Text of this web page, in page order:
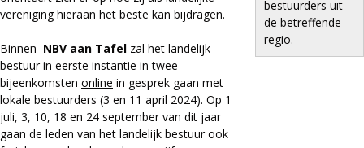
vereniging hieraan het beste kan bijdragen.
Binnen NBV aan Tafel zal het landelijk
bestuur in eerste instantie in twee
bijeenkomsten online in gesprek gaan met
lokale bestuurders (3 en 11 april 2024). Op 1
juli, 3, 10, 18 en 24 september van dit jaar
gaan de leden van het landelijk bestuur ook
bestuurders uit
de betreffende
regio.